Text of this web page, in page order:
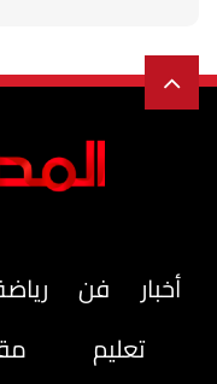
أخبار فن
تعليم